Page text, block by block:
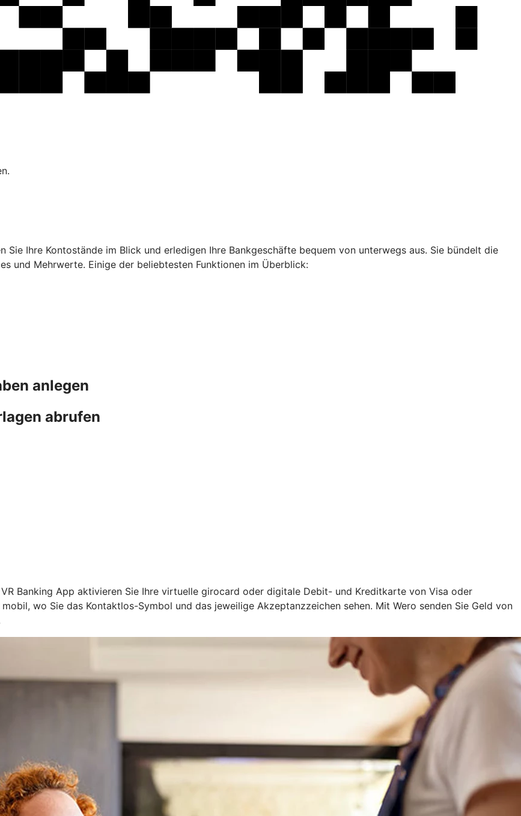
Sie Ihre Kontostände im Blick und erledigen Ihre Bankgeschäfte bequem von unterwegs aus. Sie bündelt die
und Mehrwerte. Einige der beliebtesten Funktionen im Überblick:
anlegen
abrufen
Banking App aktivieren Sie Ihre virtuelle girocard oder digitale Debit- und Kreditkarte von Visa oder
wo Sie das Kontaktlos-Symbol und das jeweilige Akzeptanzzeichen sehen. Mit Wero senden Sie Geld von